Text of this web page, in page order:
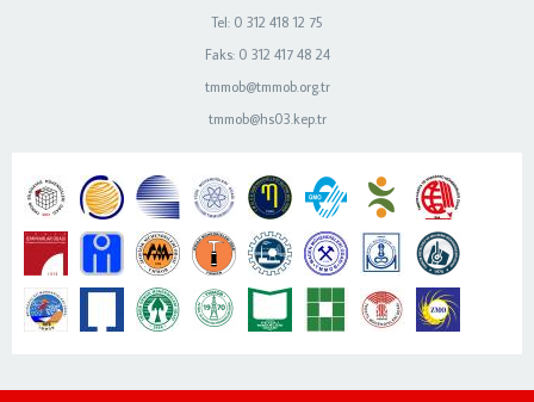
Tel: 0 312 418 12 75
Faks: 0 312 417 48 24
tmmob@tmmob.org.tr
tmmob@hs03.kep.tr